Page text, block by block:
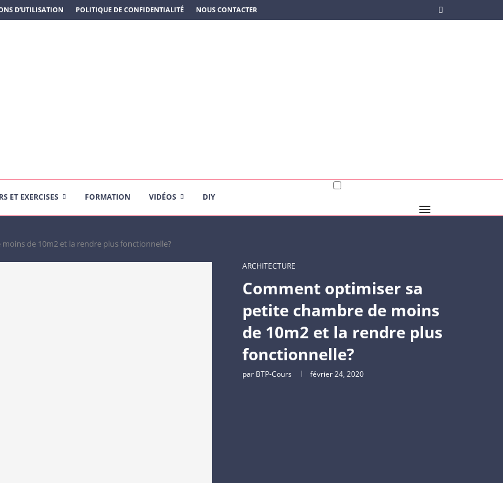
D’UTILISATION POLITIQUE DE CONFIDENTIALITÉ NOUS CONTACTER
ET EXERCISES FORMATION VIDÉOS DIY
de 10m2 et la rendre plus fonctionnelle?
ARCHITECTURE
Comment optimiser sa
petite chambre de moins
de 10m2 et la rendre plus
fonctionnelle?
par BTP-Cours février 24, 2020